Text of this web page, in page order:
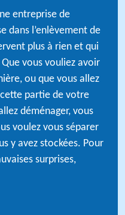
entreprise de
dans l’enlèvement de
plus à rien et qui
vous vouliez avoir
ou que vous allez
partie de votre
déménager, vous
voulez vous séparer
y avez stockées. Pour
surprises,